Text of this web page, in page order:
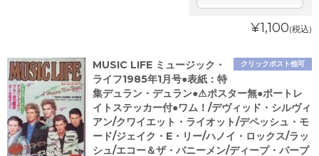
¥1,100(税込)
クリックポスト他可
MUSIC LIFE ミュージック・
ライフ1985年1月号●表紙：特
集デュラン・デュラン●⚠ポスター無●ポートレ
イトステッカー付●ワム！/デヴィッド・シルヴィ
アン/クワイエット・ライオット/デペッシュ・モ
ード/ジェイク・E・リー/ハノイ・ロックス/ラッ
シュ/エコー＆ザ・バニーメン/ディープ・パープ